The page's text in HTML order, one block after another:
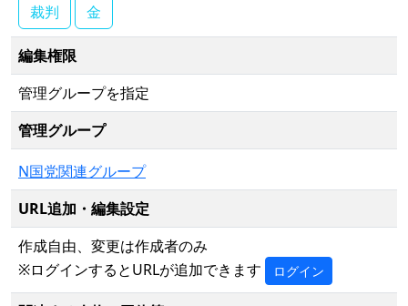
裁判
金
編集権限
管理グループを指定
管理グループ
N国党関連グループ
URL追加・編集設定
作成自由、変更は作成者のみ
※ログインするとURLが追加できます
ログイン